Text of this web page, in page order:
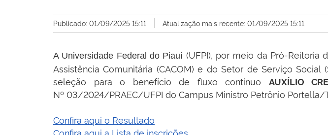
Publicado: 01/09/2025 15:11 Atualização mais recente: 01/09/2025 15:11
A Universidade Federal do Piauí (UFPI), por meio da Pró-Reitoria
Assistência Comunitária (CACOM) e do Setor de Serviço Social
seleção para o benefício de fluxo contínuo AUXÍLIO
Nº 03/2024/PRAEC/UFPI do Campus Ministro Petrônio Portella/
Confira aqui o Resultado
Confira aqui a Lista de inscrições